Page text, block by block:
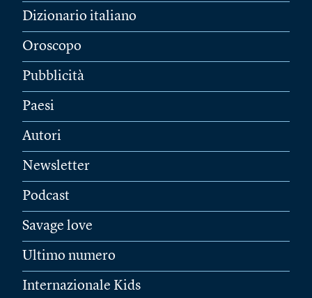
Dizionario italiano
Oroscopo
Pubblicità
Paesi
Autori
Newsletter
Podcast
Savage love
Ultimo numero
Internazionale Kids